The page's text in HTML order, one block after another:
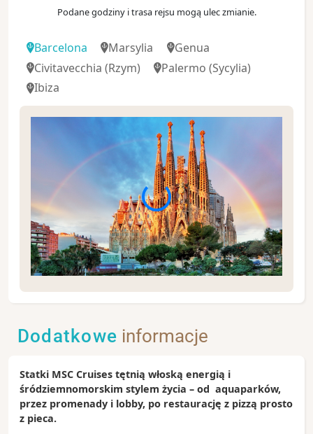
Podane godziny i trasa rejsu mogą ulec zmianie.
Barcelona Marsylia
Genua
Civitavecchia (Rzym) Palermo (Sycylia)
Ibiza
Spacer po Barcelonie - od La Rambli, poprzez
atmosferę stolicy Katalonii.
Zobacz koniecznie:
- deptak La Rambla i dzielnica Barri Gotic
- unikatowy Park Güell
- katedra Sagrada Familia
Dodatkowe informacje
Statki MSC Cruises tętnią włoską energią i
śródziemnomorskim stylem życia – od aquaparków,
przez promenady i lobby, po restaurację z pizzą prosto
z pieca.